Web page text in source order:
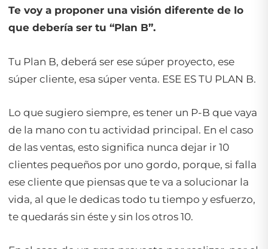
Te voy a proponer una visión diferente de lo
que debería ser tu “Plan B”.
Tu Plan B, deberá ser ese súper proyecto, ese
súper cliente, esa súper venta. ESE ES TU PLAN B.
Lo que sugiero siempre, es tener un P-B que vaya
de la mano con tu actividad principal. En el caso
de las ventas, esto significa nunca dejar ir 10
clientes pequeños por uno gordo, porque, si falla
ese cliente que piensas que te va a solucionar la
vida, al que le dedicas todo tu tiempo y esfuerzo,
te quedarás sin éste y sin los otros 10.